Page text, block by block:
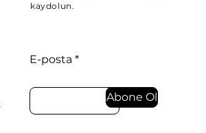
kaydolun.
E-posta
Abone Ol